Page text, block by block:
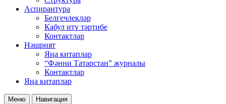
Аспирантура
Белгечлекләр
Кабул итү тәртибе
Контактлар
Нәшрият
Яңа китаплар
“Фәнни Татарстан” журналы
Контактлар
Яңа китаплар
Меню Навигация